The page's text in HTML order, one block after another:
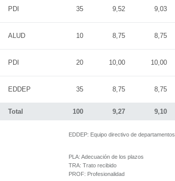
Total 100 9,27 9,10
PDI 35 9,52 9,03
ALUD 10 8,75 8,75
PDI 20 10,00 10,00
EDDEP 35 8,75 8,75
EDDEP: Equipo directivo de departamentos
PLA: Adecuación de los plazos
TRA: Trato recibido
PROF: Profesionalidad